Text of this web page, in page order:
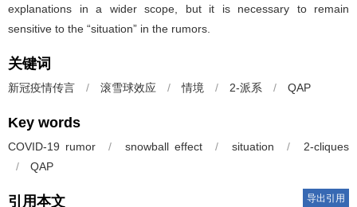
explanations in a wider scope, but it is necessary to remain
sensitive to the “situation” in the rumors.
关键词
新冠疫情传言 / 滚雪球效应 / 情境 / 2-派系 / QAP
Key words
COVID-19 rumor / snowball effect / situation /
2-cliques
/
QAP
引用本文 导出引用